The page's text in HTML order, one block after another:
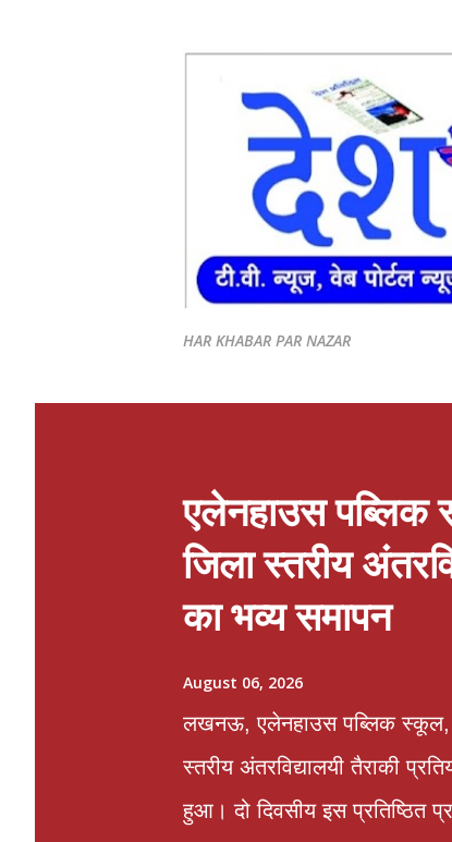
HAR KHABAR PAR NAZAR
एलेनहाउस पब्लिक
जिला स्तरीय
का भव्य समापन
August 06, 2026
लखनऊ, एलेनहाउस पब्लिक स्कूल,
स्तरीय अंतरविद्यालयी तैराकी
हुआ। दो दिवसीय इस प्रतिष्ठित